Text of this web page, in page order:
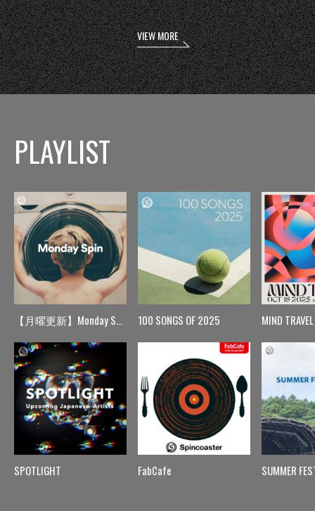
VIEW MORE
PLAYLIST
【月曜更新】Monday Spin
SPOTLIGHT
100 SONGS OF 2025
FabCafe
MIND TRAVEL
SUMMER